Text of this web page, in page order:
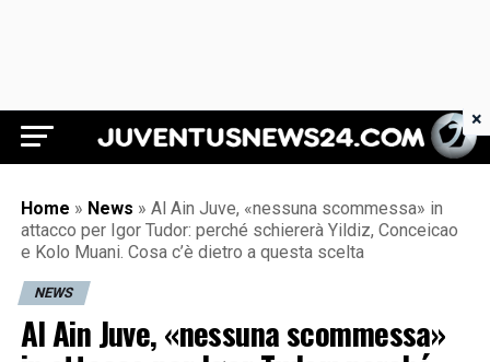
Juventus News 24
Home » News » Al Ain Juve, «nessuna scommessa» in
attacco per Igor Tudor: perché schiererà Yildiz, Conceicao
e Kolo Muani. Cosa c’è dietro a questa scelta
NEWS
Al Ain Juve, «nessuna scommessa»
×